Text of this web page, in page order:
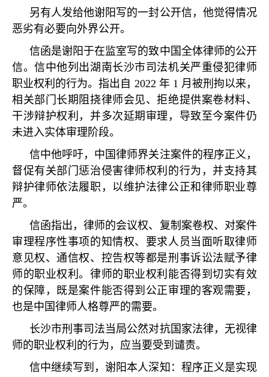
另有人发给他谢阳写的一封公开信，他觉得情况
恶劣有必要向外界公开。
信函是谢阳于在监室写的致中国全体律师的公开
信。信中他列出湖南长沙市司法机关严重侵犯律师
职业权利的行为。指出自 2022 年 1 月被刑拘以来，
相关部门长期阻挠律师会见、拒绝提供案卷材料、
干涉辩护权利，并多次延期审理，导致至今案件仍
未进入实体审理阶段。
信中他呼吁，中国律师界关注案件的程序正义，
督促有关部门惩治侵害律师权利的行为，并支持其
辩护律师依法履职，以维护法律公正和律师职业尊
严。
信函指出，律师的会议权、复制案卷权、对案件
审理程序性事项的知情权、要求人员当面听取律师
意见权、通信权、控告权等都是刑事诉讼法赋予律
师的职业权利。律师的职业权利能否得到切实有效
的保障，既是案件能否得到公正审理的客观需要，
也是中国律师人格尊严的需要。
长沙市刑事司法当局公然对抗国家法律，无视律
师的职业权利的行为，应当要受到谴责。
信中继续写到，谢阳本人深知：程序正义是实现